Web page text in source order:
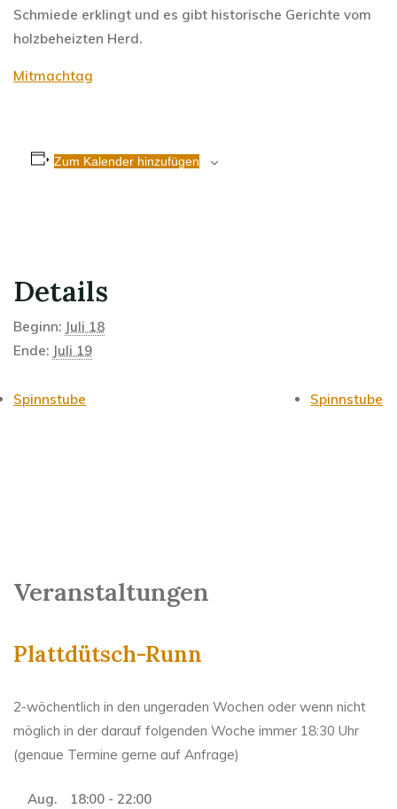
Schmiede erklingt und es gibt historische Gerichte vom
holzbeheizten Herd.
Mitmachtag
Zum Kalender hinzufügen
Details
Beginn: Juli 18
Ende: Juli 19
Spinnstube Spinnstube
Veranstaltungen
Plattdütsch-Runn
2-wöchentlich in den ungeraden Wochen oder wenn nicht
möglich in der darauf folgenden Woche immer 18:30 Uhr
(genaue Termine gerne auf Anfrage)
Aug.
18:00 - 22:00